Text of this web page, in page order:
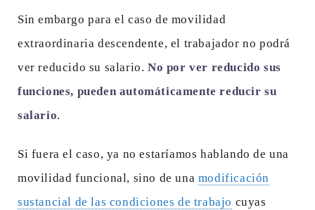
Sin embargo para el caso de movilidad
extraordinaria descendente, el trabajador no podrá
ver reducido su salario.No por ver reducido sus
funciones, pueden automáticamente reducir su
salario.
Si fuera el caso, ya no estaríamos hablando de una
movilidad funcional, sino de una modificación
sustancial de las condiciones de trabajo cuyas